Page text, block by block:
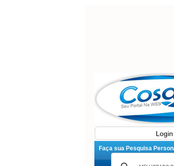
Login
Faça sua Pesquisa